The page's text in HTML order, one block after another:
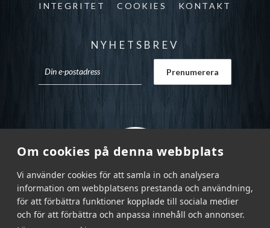
Om cookies på denna webbplats
Vi använder cookies för att samla in och analysera
information om webbplatsens prestanda och användning,
för att förbättra funktioner kopplade till sociala medier
och för att förbättra och anpassa innehåll och annonser.
INTEGRITET COOKIES KONTAKT
NYHETSBREV